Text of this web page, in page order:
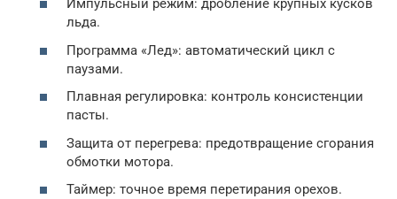
Импульсный режим: дробление крупных кусков
льда.
Программа «Лед»: автоматический цикл с
паузами.
Плавная регулировка: контроль консистенции
пасты.
Защита от перегрева: предотвращение сгорания
обмотки мотора.
Таймер: точное время перетирания орехов.